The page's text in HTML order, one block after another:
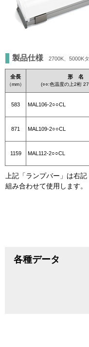
製品仕様 2700K、5000K
全長
（mm）
形 名
(○○:色温度の上2桁
583 MAL106-2○○CL
871 MAL109-2○○CL
1159 MAL112-2○○CL
上記「ランプバー」は右記
組み合わせて使用します。
各種データ